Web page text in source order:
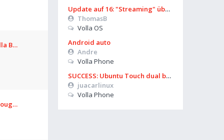
Update auf 16: "Streaming" über Mobilfunk geht nicht mehr
ThomasB
Volla OS
Android auto
Andre
Volla Phone
SUCCESS: Ubuntu Touch dual boot works again on Volla OS 16 (Boot Manager)
juacarlinux
Volla Phone
B…